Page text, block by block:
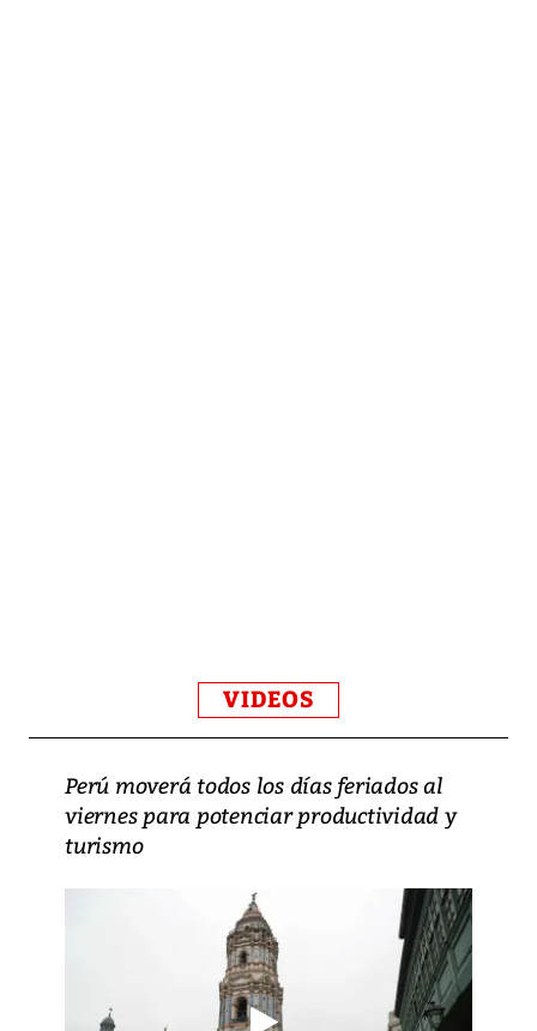
VIDEOS
Perú moverá todos los días feriados al
viernes para potenciar productividad y
turismo